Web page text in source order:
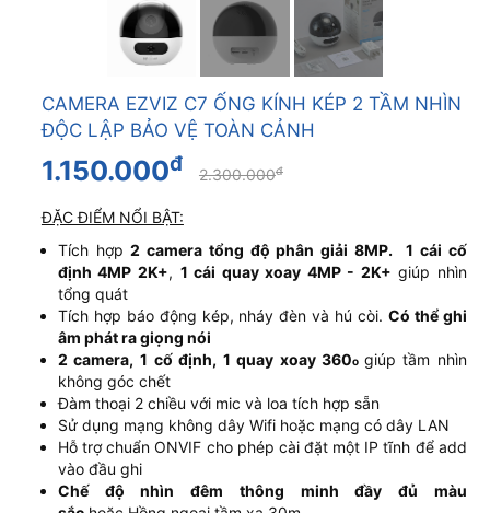
CAMERA EZVIZ C7 ỐNG KÍNH KÉP 2 TẦM NHÌN
ĐỘC LẬP BẢO VỆ TOÀN CẢNH
1.150.000đ 2.300.000đ
ĐẶC ĐIỂM NỔI BẬT:
Tích hợp2 camera tổng độ phân giải 8MP.
1 cái cố
định 4MP 2K+, 1 cái quay xoay 4MP - 2K+ giúp nhìn
tổng quát
Tích hợp báo động kép, nháy đèn và hú còi. Có thể ghi
âm phát ra giọng nói
2 camera, 1 cố định, 1 quay xoay 360o giúp tầm nhìn
không góc chết
Đàm thoại 2 chiều với mic và loa tích hợp sẵn
Sử dụng mạng không dây Wifi hoặc mạng có dây LAN
Hỗ trợ chuẩn ONVIF cho phép cài đặt một IP tĩnh để add
vào đầu ghi
Chế độ nhìn đêm thông minh đầy đủ màu